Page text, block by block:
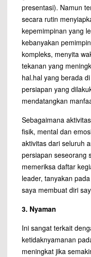
presentasi). Namun
secara rutin
kepemimpinan yang
kebanyakan
kompleks, menyita
tekanan yang
hal.hal yang berada
persiapan yang
mendatangkan
Sebagaimana
fisik, mental dan
aktivitas dari seluruh
persiapan seseorang
memeriksa daftar
leader, tanyakan
saya membuat diri
3. Nyaman
Ini sangat terkait
ketidaknyamanan
meningkat jika